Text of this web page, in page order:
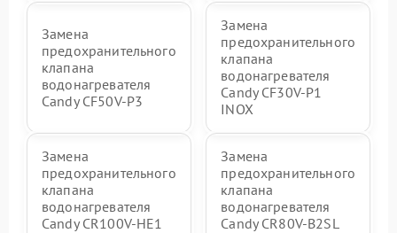
Замена
предохранительного
клапана
водонагревателя
Candy CF50V-P3
Замена
предохранительного
клапана
водонагревателя
Candy CF30V-P1
INOX
Замена
предохранительного
клапана
водонагревателя
Candy CR100V-HE1
Замена
предохранительного
клапана
водонагревателя
Candy CR80V-B2SL